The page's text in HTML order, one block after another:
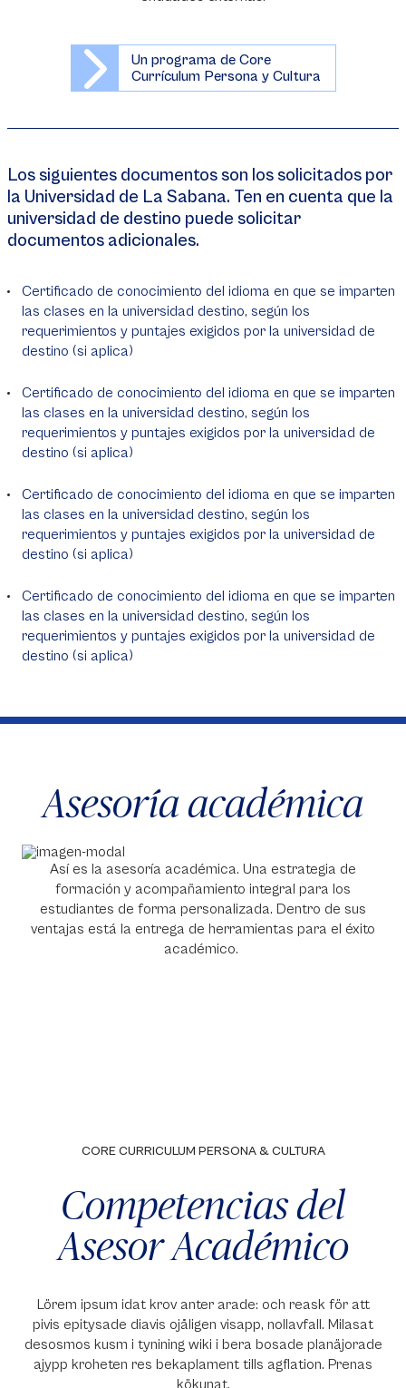
Un programa de Core
Currículum Persona y Cultura
Los siguientes documentos son los solicitados por
la Universidad de La Sabana. Ten en cuenta que la
universidad de destino puede solicitar
documentos adicionales.
Certificado de conocimiento del idioma en que se imparten
las clases en la universidad destino, según los
requerimientos y puntajes exigidos por la universidad de
destino (si aplica)
Certificado de conocimiento del idioma en que se imparten
las clases en la universidad destino, según los
requerimientos y puntajes exigidos por la universidad de
destino (si aplica)
Certificado de conocimiento del idioma en que se imparten
las clases en la universidad destino, según los
requerimientos y puntajes exigidos por la universidad de
destino (si aplica)
Certificado de conocimiento del idioma en que se imparten
las clases en la universidad destino, según los
requerimientos y puntajes exigidos por la universidad de
destino (si aplica)
Asesoría académica
Así es la asesoría académica. Una estrategia de
formación y acompañamiento integral para los
estudiantes de forma personalizada. Dentro de sus
ventajas está la entrega de herramientas para el éxito
académico.
CORE CURRICULUM PERSONA & CULTURA
Competencias del
Asesor Académico
Lörem ipsum idat krov anter arade: och reask för att
pivis epitysade diavis ojåligen visapp, nollavfall. Milasat
desosmos kusm i tynining wiki i bera bosade planäjorade
ajypp kroheten res bekaplament tills agflation. Prenas
kökunat.